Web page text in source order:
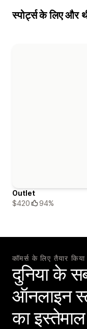
स्पोर्ट्स के लिए और
Outlet
$420
94%
कॉमर्स के लिए तैयार किया
दुनिया के
ऑनलाइन
का